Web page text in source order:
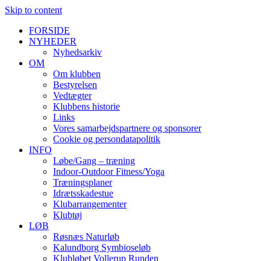
Skip to content
FORSIDE
NYHEDER
Nyhedsarkiv
OM
Om klubben
Bestyrelsen
Vedtægter
Klubbens historie
Links
Vores samarbejdspartnere og sponsorer
Cookie og persondatapolitik
INFO
Løbe/Gang – træning
Indoor-Outdoor Fitness/Yoga
Træningsplaner
Idrætsskadestue
Klubarrangementer
Klubtøj
LØB
Røsnæs Naturløb
Kalundborg Symbioseløb
Klubløbet Vollerup Runden